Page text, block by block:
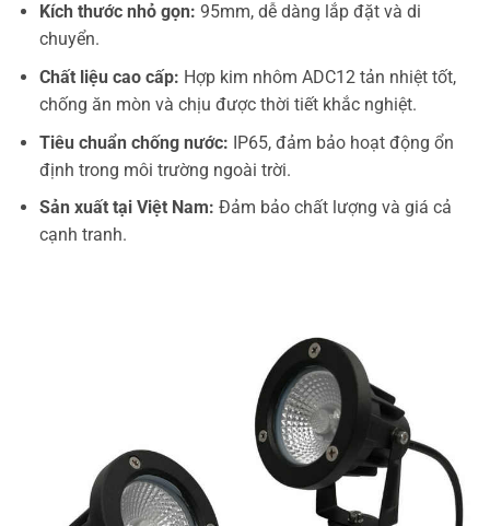
Kích thước nhỏ gọn: 95mm, dễ dàng lắp đặt và di
chuyển.
Chất liệu cao cấp: Hợp kim nhôm ADC12 tản nhiệt tốt,
chống ăn mòn và chịu được thời tiết khắc nghiệt.
Tiêu chuẩn chống nước: IP65, đảm bảo hoạt động ổn
định trong môi trường ngoài trời.
Sản xuất tại Việt Nam: Đảm bảo chất lượng và giá cả
cạnh tranh.